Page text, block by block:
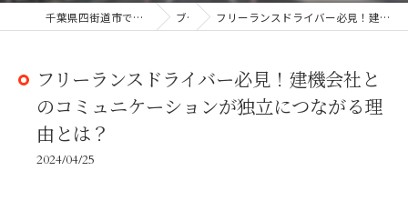
千葉県四街道市でドライバーの求人なら株式会社BIGUP ブログ フリーランスドライバー必見！建機会社とのコミュニケーションが独立につながる理由とは？
フリーランスドライバー必見！建機会社と
のコミュニケーションが独立につながる理
由とは？
2024/04/25